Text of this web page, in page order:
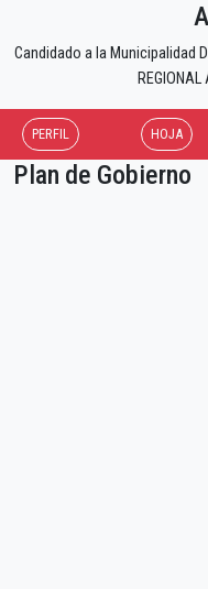
Candidado a la Municipalidad
PERFIL HOJA
Plan de Gobierno